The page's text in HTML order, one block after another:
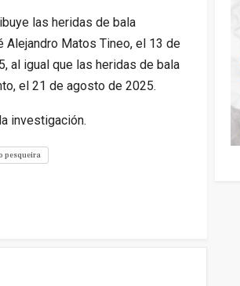
las heridas de bala
Alejandro Matos Tineo, el 13 de
al igual que las heridas de bala
el 21 de agosto de 2025.
investigación.
pesqueira